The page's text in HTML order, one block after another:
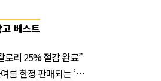
베스트
로리 25% 절감 완료”
름 한정 판매되는 ‘최